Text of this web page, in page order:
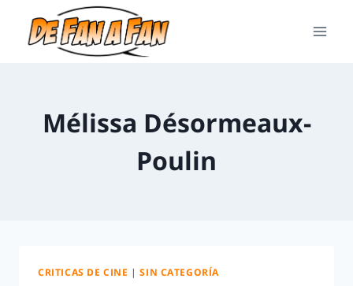
Mélissa Désormeaux-
Poulin
CRITICAS DE CINE |SIN CATEGORÍA